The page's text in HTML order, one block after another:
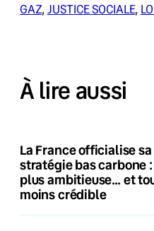
GAZ, JUSTICE SOCIALE,
À lire aussi
La France officialise
stratégie bas carbone
plus ambitieuse… et
moins crédible